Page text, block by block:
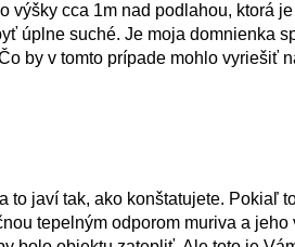
výšky cca 1m nad podlahou, ktorá
úplne suché. Je moja domnienka
by v tomto prípade mohlo vyriešiť
to javí tak, ako konštatujete. Pokiaľ
tepelným odporom muriva a